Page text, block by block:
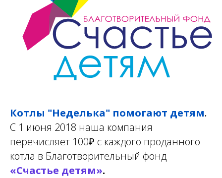
Котлы "Неделька" помогают детям.
С 1 июня 2018 наша компания
перечисляет 100₽ с каждого проданного
котла в Благотворительный фонд
«Счастье детям».